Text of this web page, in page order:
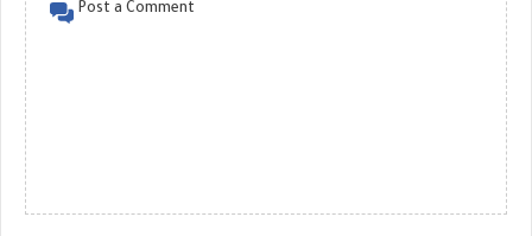
Post a Comment